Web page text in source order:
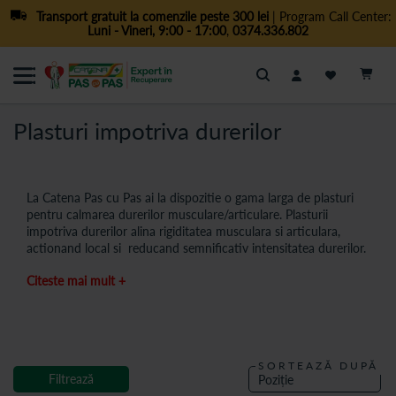
Transport gratuit la comenzile peste 300 lei| Program Call Center:
Luni - Vineri, 9:00 - 17:00, 0374.336.802
Cautare
Plasturi impotriva durerilor
La Catena Pas cu Pas ai la dispozitie o gama larga de plasturi
pentru calmarea durerilor musculare/articulare. Plasturii
impotriva durerilor alina rigiditatea musculara si articulara,
actionand local si reducand semnificativ intensitatea durerilor.
de recuperare. In plus, ajuta la reducerea stresului si a tensiunii
Ajuta la relaxarea muschilor si la reducerea senzatiei de durere;
Contribuie la imbunatatirea circulatiei sangelui, ceea ce ajuta la
Citeste mai mult +
SORTEAZĂ DUPĂ
Filtrează